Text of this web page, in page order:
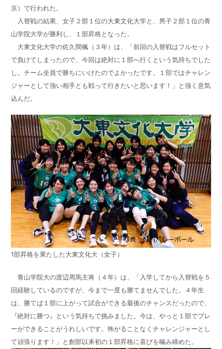
京）で行われた。
入替戦の結果、女子２部１位の大東文化大学と、男子２部１位の青
山学院大学が勝利し、１部昇格となった。
大東文化大学の佐久間楓（３年）は、「前回の入替戦はフルセット
で負けてしまったので、今回は絶対に１部へ行くという気持ちでした
し。チーム全員で勝ちにいけたのでよかったです。１部ではチャレン
ジャーとして強い相手とも戦って行きたいと思います！」と強く意気
込んだ。
1部昇格を果たした大東文化大（女子）
青山学院大の渡辺周馬主将（４年）は、「入学してから入替戦を５
回経験しているのですが、今まで一度も勝てませんでした。４年生
は、勝てば１部に上がって試合ができる最後のチャンスだったので、
『絶対に勝つ』という気持ちで挑みました。今は、やっと１部でプレ
ーができることがうれしいです。怖がることなくチャレンジャーとし
て頑張ります！」と創部以来初の１部昇格に喜びを噛み締めた。